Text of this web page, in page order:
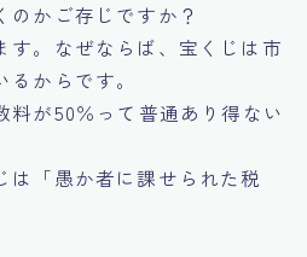
のかご存じですか？
す。なぜならば、宝くじは市
からです。
料が50％って普通あり得ない
は「愚か者に課せられた税